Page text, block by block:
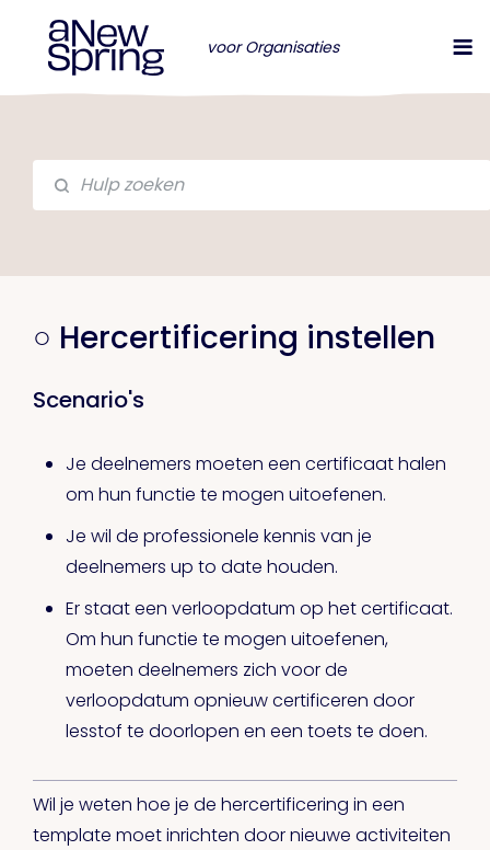
voor Organisaties
○ Hercertificering instellen
Scenario's
Je deelnemers moeten een certificaat halen
om hun functie te mogen uitoefenen.
Je wil de professionele kennis van je
deelnemers up to date houden.
Er staat een verloopdatum op het certificaat.
Om hun functie te mogen uitoefenen,
moeten deelnemers zich voor de
verloopdatum opnieuw certificeren door
lesstof te doorlopen en een toets te doen.
Wil je weten hoe je de hercertificering in een
template moet inrichten door nieuwe activiteiten